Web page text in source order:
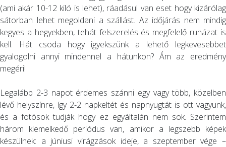
(ami akár 10-12 kiló is lehet), ráadásul van eset hogy kizárólag
sátorban lehet megoldani a szállást. Az időjárás nem mindig
kegyes a hegyekben, tehát felszerelés és megfelelő ruházat is
kell. Hát csoda hogy igyekszünk a lehető legkevesebbet
gyalogolni annyi mindennel a hátunkon? Ám az eredmény
megéri!
Legalább 2-3 napot érdemes szánni egy vagy több, közelben
lévő helyszínre, így 2-2 napkeltét és napnyugtát is ott vagyunk,
és a fotósok tudják hogy ez egyáltalán nem sok. Szerintem
három kiemelkedő periódus van, amikor a legszebb képek
készülnek: a júniusi virágzások ideje, a szeptember vége –